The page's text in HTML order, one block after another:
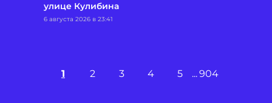
улице Кулибина
6 августа 2026 в 23:41
1 2 3 4 5 904